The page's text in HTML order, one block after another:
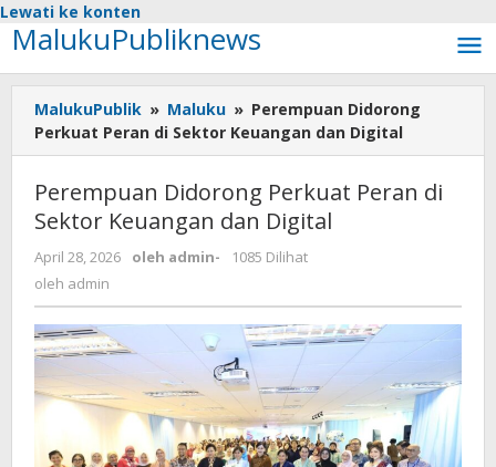
Lewati ke konten
MalukuPubliknews
MalukuPublik » Maluku » Perempuan Didorong
Perkuat Peran di Sektor Keuangan dan Digital
Perempuan Didorong Perkuat Peran di
Sektor Keuangan dan Digital
April 28, 2026 oleh admin-
1085 Dilihat
oleh admin